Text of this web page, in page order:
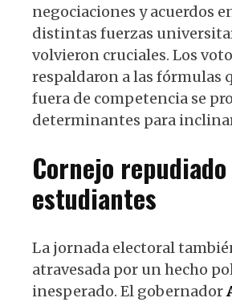
negociaciones y acuerdos
distintas fuerzas
volvieron cruciales. Los
respaldaron a las fórmulas
fuera de competencia se
determinantes para
Cornejo
estudiantes
La jornada electoral
atravesada por un hecho
inesperado. El gobernador